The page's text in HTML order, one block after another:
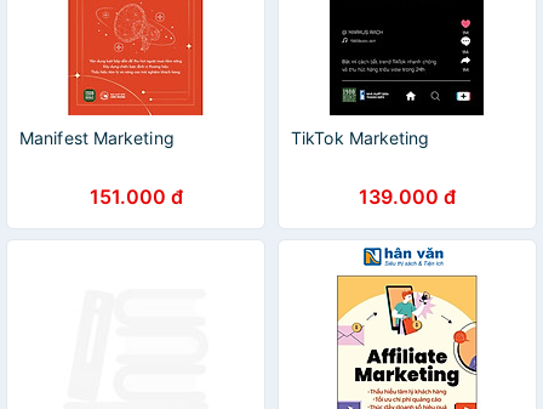
Manifest Marketing
151.000 đ
TikTok Marketing
139.000 đ